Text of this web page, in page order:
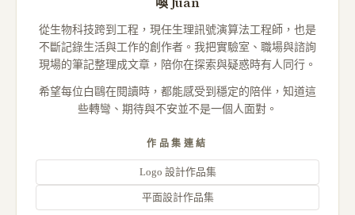
從生物科技跨到工程，現任生理訊號演算法工程師，也是
不斷記錄生活與工作的創作者。我把實驗室、職場與諮詢
現場的筆記整理成文章，陪你在探索與疑惑時有人同行。
希望每位白鷗在閱讀時，都能感受到穩定的陪伴，知道這
些轉彎、期待與不安並不是一個人面對。
作品集連結
Logo 設計作品集
平面設計作品集